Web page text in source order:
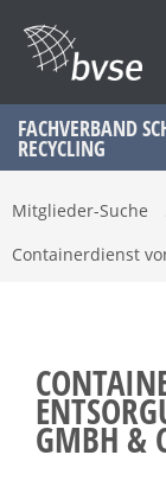
FACHVERBAND
RECYCLING
Mitglieder-Suche
Containerdienst
GMBH &